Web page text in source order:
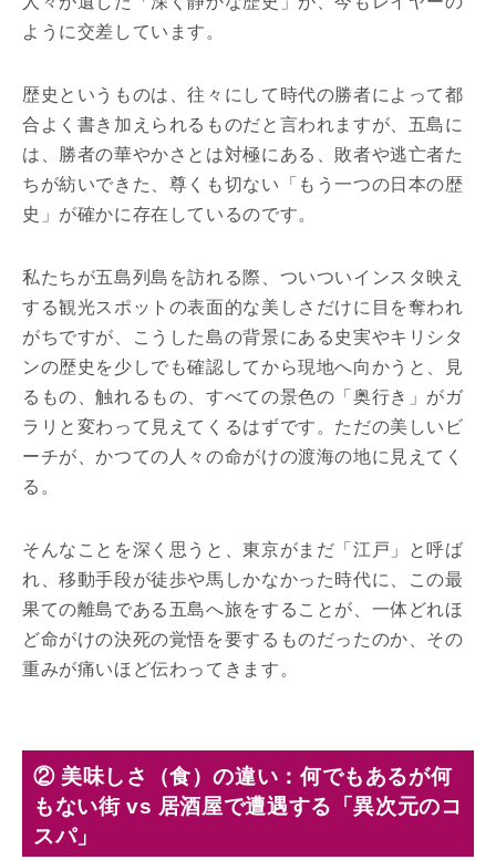
ように交差しています。
歴史というものは、往々にして時代の勝者によって都
合よく書き加えられるものだと言われますが、五島に
は、勝者の華やかさとは対極にある、敗者や逃亡者た
ちが紡いできた、尊くも切ない「もう一つの日本の歴
史」が確かに存在しているのです。
私たちが五島列島を訪れる際、ついついインスタ映え
する観光スポットの表面的な美しさだけに目を奪われ
がちですが、こうした島の背景にある史実やキリシタ
ンの歴史を少しでも確認してから現地へ向かうと、見
るもの、触れるもの、すべての景色の「奥行き」がガ
ラリと変わって見えてくるはずです。ただの美しいビ
ーチが、かつての人々の命がけの渡海の地に見えてく
る。
そんなことを深く思うと、東京がまだ「江戸」と呼ば
れ、移動手段が徒歩や馬しかなかった時代に、この最
果ての離島である五島へ旅をすることが、一体どれほ
ど命がけの決死の覚悟を要するものだったのか、その
重みが痛いほど伝わってきます。
② 美味しさ（食）の違い：何でもあるが何
もない街 vs 居酒屋で遭遇する「異次元のコ
スパ」